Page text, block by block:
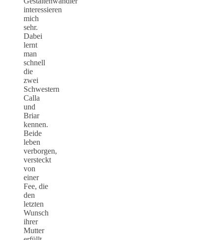
interessieren
mich
sehr.
Dabei
lernt
man
schnell
die
zwei
Schwestern
Calla
und
Briar
kennen.
Beide
leben
verborgen,
versteckt
von
einer
Fee, die
den
letzten
Wunsch
ihrer
Mutter